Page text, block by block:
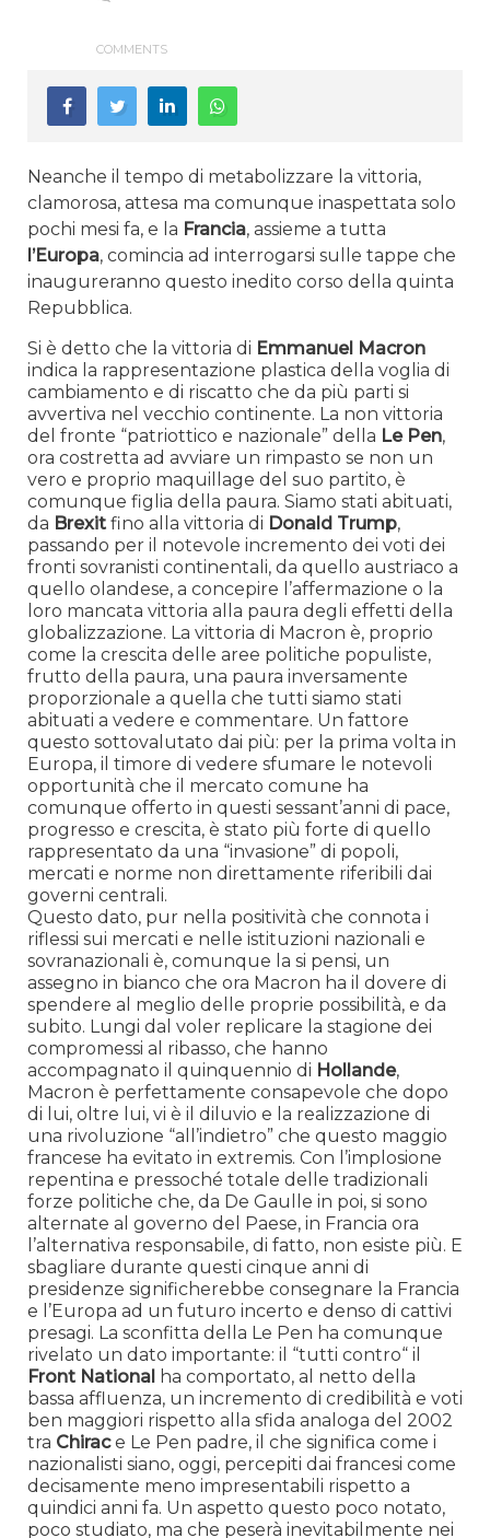
COMMENTS
Neanche il tempo di metabolizzare la vittoria,
clamorosa, attesa ma comunque inaspettata solo
pochi mesi fa, e la Francia, assieme a tutta
l’Europa, comincia ad interrogarsi sulle tappe che
inaugureranno questo inedito corso della quinta
Repubblica.
Si è detto che la vittoria di Emmanuel Macron
indica la rappresentazione plastica della voglia di
cambiamento e di riscatto che da più parti si
avvertiva nel vecchio continente. La non vittoria
del fronte “patriottico e nazionale” della Le Pen,
ora costretta ad avviare un rimpasto se non un
vero e proprio maquillage del suo partito, è
comunque figlia della paura. Siamo stati abituati,
da Brexit fino alla vittoria di Donald Trump,
passando per il notevole incremento dei voti dei
fronti sovranisti continentali, da quello austriaco a
quello olandese, a concepire l’affermazione o la
loro mancata vittoria alla paura degli effetti della
globalizzazione. La vittoria di Macron è, proprio
come la crescita delle aree politiche populiste,
frutto della paura, una paura inversamente
proporzionale a quella che tutti siamo stati
abituati a vedere e commentare. Un fattore
questo sottovalutato dai più: per la prima volta in
Europa, il timore di vedere sfumare le notevoli
opportunità che il mercato comune ha
comunque offerto in questi sessant’anni di pace,
progresso e crescita, è stato più forte di quello
rappresentato da una “invasione” di popoli,
mercati e norme non direttamente riferibili dai
governi centrali.
Questo dato, pur nella positività che connota i
riflessi sui mercati e nelle istituzioni nazionali e
sovranazionali è, comunque la si pensi, un
assegno in bianco che ora Macron ha il dovere di
spendere al meglio delle proprie possibilità, e da
subito. Lungi dal voler replicare la stagione dei
compromessi al ribasso, che hanno
accompagnato il quinquennio di Hollande,
Macron è perfettamente consapevole che dopo
di lui, oltre lui, vi è il diluvio e la realizzazione di
una rivoluzione “all’indietro” che questo maggio
francese ha evitato in extremis. Con l’implosione
repentina e pressoché totale delle tradizionali
forze politiche che, da De Gaulle in poi, si sono
alternate al governo del Paese, in Francia ora
l’alternativa responsabile, di fatto, non esiste più. E
sbagliare durante questi cinque anni di
presidenze significherebbe consegnare la Francia
e l’Europa ad un futuro incerto e denso di cattivi
presagi. La sconfitta della Le Pen ha comunque
rivelato un dato importante: il “tutti contro“ il
Front National ha comportato, al netto della
bassa affluenza, un incremento di credibilità e voti
ben maggiori rispetto alla sfida analoga del 2002
tra Chirace Le Pen padre, il che significa come i
nazionalisti siano, oggi, percepiti dai francesi come
decisamente meno impresentabili rispetto a
quindici anni fa. Un aspetto questo poco notato,
poco studiato, ma che peserà inevitabilmente nei